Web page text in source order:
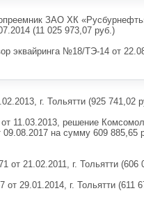
ЗАО ХК
(11 025 973,07 руб.)
эквайринга №18/ТЭ-14 от
г. Тольятти (925 741,02
11.03.2013, решение
09.08.2017 на сумму 609 885,65
от 21.02.2011, г. Тольятти (606
29.01.2014, г. Тольятти (611